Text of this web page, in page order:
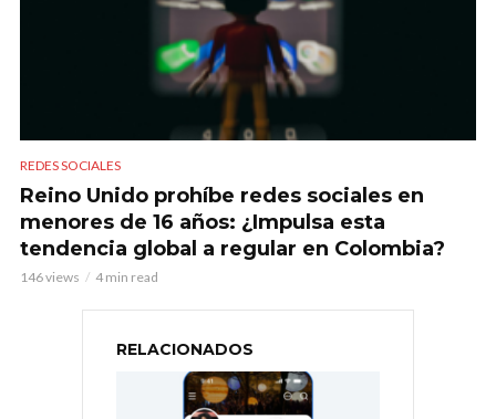
REDES SOCIALES
Reino Unido prohíbe redes sociales en
menores de 16 años: ¿Impulsa esta
tendencia global a regular en Colombia?
146 views 4 min read
RELACIONADOS